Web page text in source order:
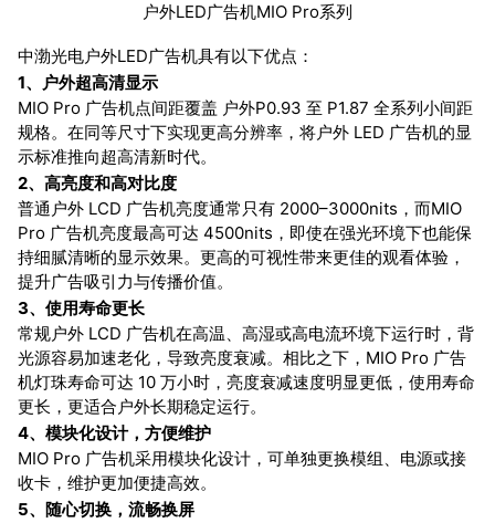
户外LED广告机MIO Pro系列
中渤光电户外LED广告机具有以下优点：
1、户外超高清显示
MIO Pro 广告机点间距覆盖 户外P0.93 至 P1.87 全系列小间距
规格。在同等尺寸下实现更高分辨率，将户外 LED 广告机的显
示标准推向超高清新时代。
2、高亮度和高对比度
普通户外 LCD 广告机亮度通常只有 2000–3000nits，而MIO
Pro 广告机亮度最高可达 4500nits，即使在强光环境下也能保
持细腻清晰的显示效果。更高的可视性带来更佳的观看体验，
提升广告吸引力与传播价值。
3、使用寿命更长
常规户外 LCD 广告机在高温、高湿或高电流环境下运行时，背
光源容易加速老化，导致亮度衰减。相比之下，MIO Pro 广告
机灯珠寿命可达 10 万小时，亮度衰减速度明显更低，使用寿命
更长，更适合户外长期稳定运行。
4、模块化设计，方便维护
MIO Pro 广告机采用模块化设计，可单独更换模组、电源或接
收卡，维护更加便捷高效。
5、随心切换，流畅换屏